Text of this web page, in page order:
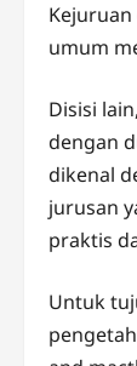
umum
Disisi
dengan
dikenal
jurusan
praktis
Untuk